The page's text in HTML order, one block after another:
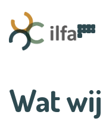
Wat